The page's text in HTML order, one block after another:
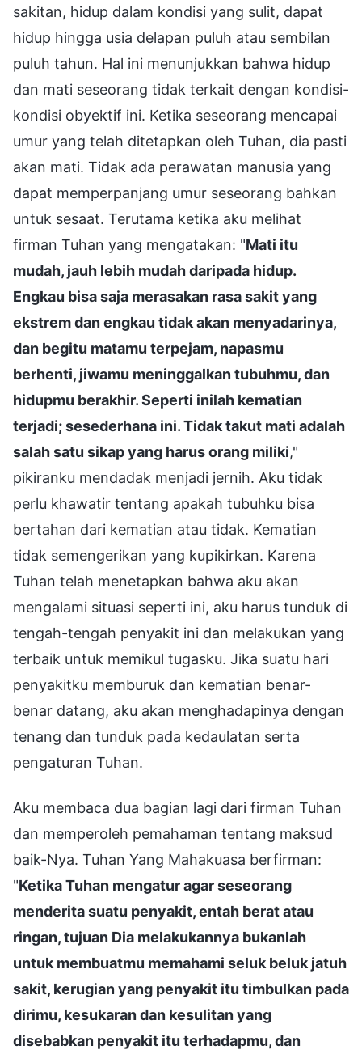
sakitan, hidup dalam kondisi yang sulit, dapat
hidup hingga usia delapan puluh atau sembilan
puluh tahun. Hal ini menunjukkan bahwa hidup
dan mati seseorang tidak terkait dengan kondisi-
kondisi obyektif ini. Ketika seseorang mencapai
umur yang telah ditetapkan oleh Tuhan, dia pasti
akan mati. Tidak ada perawatan manusia yang
dapat memperpanjang umur seseorang bahkan
untuk sesaat. Terutama ketika aku melihat
firman Tuhan yang mengatakan: "Mati itu
mudah, jauh lebih mudah daripada hidup.
Engkau bisa saja merasakan rasa sakit yang
ekstrem dan engkau tidak akan menyadarinya,
dan begitu matamu terpejam, napasmu
berhenti, jiwamu meninggalkan tubuhmu, dan
hidupmu berakhir. Seperti inilah kematian
terjadi; sesederhana ini. Tidak takut mati adalah
salah satu sikap yang harus orang miliki,"
pikiranku mendadak menjadi jernih. Aku tidak
perlu khawatir tentang apakah tubuhku bisa
bertahan dari kematian atau tidak. Kematian
tidak semengerikan yang kupikirkan. Karena
Tuhan telah menetapkan bahwa aku akan
mengalami situasi seperti ini, aku harus tunduk di
tengah-tengah penyakit ini dan melakukan yang
terbaik untuk memikul tugasku. Jika suatu hari
penyakitku memburuk dan kematian benar-
benar datang, aku akan menghadapinya dengan
tenang dan tunduk pada kedaulatan serta
pengaturan Tuhan.
Aku membaca dua bagian lagi dari firman Tuhan
dan memperoleh pemahaman tentang maksud
baik-Nya. Tuhan Yang Mahakuasa berfirman:
"Ketika Tuhan mengatur agar seseorang
menderita suatu penyakit, entah berat atau
ringan, tujuan Dia melakukannya bukanlah
untuk membuatmu memahami seluk beluk jatuh
sakit, kerugian yang penyakit itu timbulkan pada
dirimu, kesukaran dan kesulitan yang
disebabkan penyakit itu terhadapmu, dan